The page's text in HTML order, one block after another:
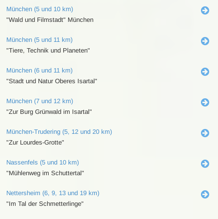
München (5 und 10 km)
"Wald und Filmstadt" München
München (5 und 11 km)
"Tiere, Technik und Planeten"
München (6 und 11 km)
"Stadt und Natur Oberes Isartal"
München (7 und 12 km)
"Zur Burg Grünwald im Isartal"
München-Trudering (5, 12 und 20 km)
"Zur Lourdes-Grotte"
Nassenfels (5 und 10 km)
"Mühlenweg im Schuttertal"
Nettersheim (6, 9, 13 und 19 km)
"Im Tal der Schmetterlinge"